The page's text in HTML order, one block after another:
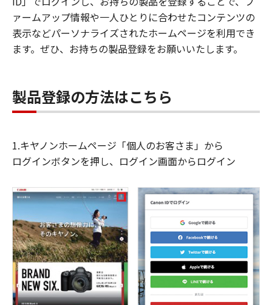
ァームアップ情報や一人ひとりに合わせたコンテンツの
表示などパーソナライズされたホームページを利用でき
ます。ぜひ、お持ちの製品登録をお願いいたします。
製品登録の方法はこちら
1.キヤノンホームページ「個人のお客さま」から
ログインボタンを押し、ログイン画面からログイン